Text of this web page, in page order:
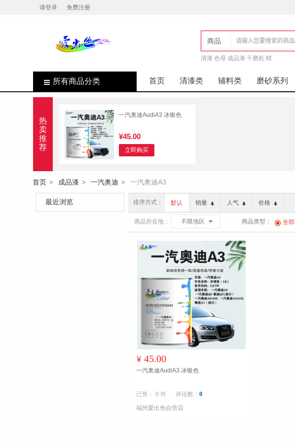
请登录 免费注册
商品
店铺
清漆 色母 成品漆 干磨机 蜡
所有商品分类 首页 清漆类 辅料类 磨砂系列
热
卖
推
荐
一汽奥迪AudiA3 冰银色
¥45.00
立即购买
首页 > 成品漆 > 一汽奥迪 > 一汽奥迪A3
最近浏览 排序方式： 默认 销量 人气 价格
商品所在地： 不限地区 商品类型： 全部
¥ 45.00
一汽奥迪AudiA3 冰银色
已售： 0 件 评论数： 0
福州爱出色自营店